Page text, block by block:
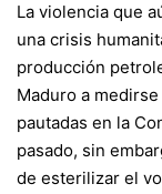
La violencia que
una crisis
producción
Maduro a
pautadas en la
pasado, sin
de esterilizar el